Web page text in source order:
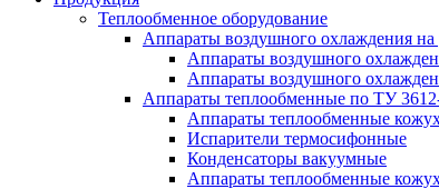
Теплообменное оборудование
Аппараты воздушного охлаждения
Аппараты воздушного
Аппараты воздушного
Аппараты теплообменные по ТУ
Аппараты теплообменные
Испарители термосифонные
Конденсаторы вакуумные
Аппараты теплообменные